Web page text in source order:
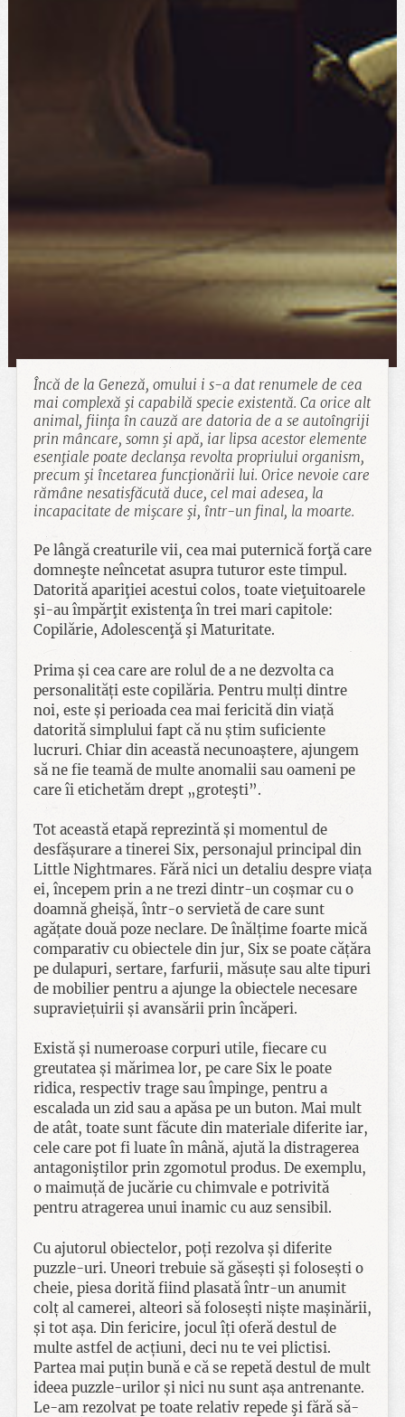
Încă de la Geneză, omului i s-a dat renumele de cea
mai complexă şi capabilă specie existentă. Ca orice alt
animal, fiinţa în cauză are datoria de a se autoîngriji
prin mâncare, somn şi apă, iar lipsa acestor elemente
esenţiale poate declanşa revolta propriului organism,
precum şi încetarea funcţionării lui. Orice nevoie care
rămâne nesatisfăcută duce, cel mai adesea, la
incapacitate de mişcare şi, într-un final, la moarte.
Pe lângă creaturile vii, cea mai puternică forţă care
domneşte neîncetat asupra tuturor este timpul.
Datorită apariţiei acestui colos, toate vieţuitoarele
şi-au împărţit existenţa în trei mari capitole:
Copilărie, Adolescenţă şi Maturitate.
Prima și cea care are rolul de a ne dezvolta ca
personalități este copilăria. Pentru mulți dintre
noi, este și perioada cea mai fericită din viață
datorită simplului fapt că nu știm suficiente
lucruri. Chiar din această necunoaștere, ajungem
să ne fie teamă de multe anomalii sau oameni pe
care îi etichetăm drept „groteşti”.
Tot această etapă reprezintă și momentul de
desfășurare a tinerei Six, personajul principal din
Little Nightmares. Fără nici un detaliu despre viața
ei, începem prin a ne trezi dintr-un coșmar cu o
doamnă gheișă, într-o servietă de care sunt
agățate două poze neclare. De înălțime foarte mică
comparativ cu obiectele din jur, Six se poate cățăra
pe dulapuri, sertare, farfurii, măsuțe sau alte tipuri
de mobilier pentru a ajunge la obiectele necesare
supraviețuirii și avansării prin încăperi.
Există și numeroase corpuri utile, fiecare cu
greutatea și mărimea lor, pe care Six le poate
ridica, respectiv trage sau împinge, pentru a
escalada un zid sau a apăsa pe un buton. Mai mult
de atât, toate sunt făcute din materiale diferite iar,
cele care pot fi luate în mână, ajută la distragerea
antagoniştilor prin zgomotul produs. De exemplu,
o maimuță de jucărie cu chimvale e potrivită
pentru atragerea unui inamic cu auz sensibil.
Cu ajutorul obiectelor, poți rezolva și diferite
puzzle-uri. Uneori trebuie să găsești și folosești o
cheie, piesa dorită fiind plasată într-un anumit
colț al camerei, alteori să folosești niște mașinării,
și tot așa. Din fericire, jocul îți oferă destul de
multe astfel de acțiuni, deci nu te vei plictisi.
Partea mai puțin bună e că se repetă destul de mult
ideea puzzle-urilor și nici nu sunt așa antrenante.
Le-am rezolvat pe toate relativ repede şi fără să-